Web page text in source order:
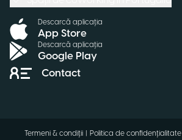
Descarcă aplicația
App Store
Descarcă aplicația
Google Play
Contact
Termeni & condiții Politica de confidențialitate